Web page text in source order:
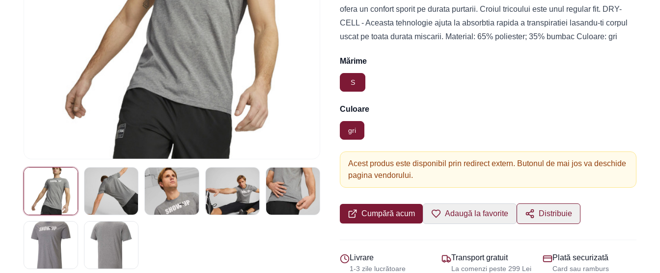
ofera un confort sporit pe durata purtarii. Croiul tricoului este unul regular fit. DRY-
CELL - Aceasta tehnologie ajuta la absorbtia rapida a transpiratiei lasandu-ti corpul
uscat pe toata durata miscarii. Material: 65% poliester; 35% bumbac Culoare: gri
Mărime
S
Culoare
gri
Acest produs este disponibil prin redirect extern. Butonul de mai jos va deschide
pagina vendorului.
Cumpără acum Adaugă la favorite Distribuie
Livrare
1-3 zile lucrătoare
Transport gratuit
La comenzi peste 299 Lei
Plată securizată
Card sau ramburs